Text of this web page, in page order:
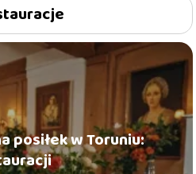
posiłek w Toruniu: